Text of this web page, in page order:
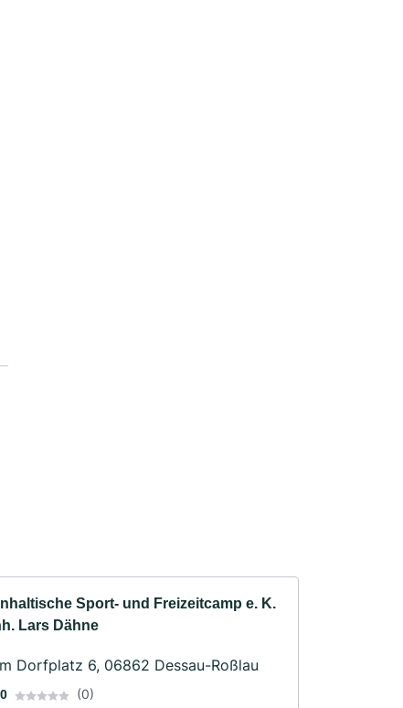
Sport- und Freizeitcamp e. K.
Lars Dähne
Dorfplatz 6, 06862 Dessau-Roßlau
(0)